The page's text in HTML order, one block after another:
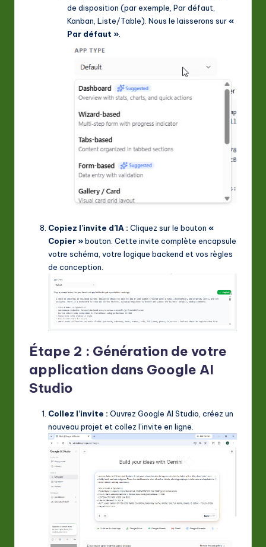
de disposition (par exemple, Par défaut,
Kanban, Liste/Table). Nous le laisserons sur«
Par défaut »
Copiez l’invite d’IA : Cliquez sur le bouton «
Copier »bouton. Cette invite complète encapsule
votre schéma, votre logique backend et vos règles
de conception.
Étape 2 : Génération de votre
application dans Google AI
Studio
Collez l’invite : Ouvrez Google AI Studio, créez un
nouveau projet et collez l’invite en ligne.